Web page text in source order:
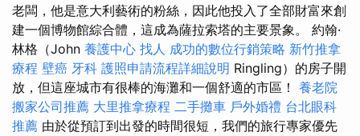
老闆，他是意大利藝術的粉絲，因此他投入了全部財富來創
建一個博物館綜合體，這成為薩拉索塔的主要景象。 約翰·
林格（John 養護中心 找人 成功的數位行銷策略 新竹推拿
療程 壁癌 牙科 護照申請流程詳細說明 Ringling）的房子開
放，但這座城市有很棒的海灘和一個舒適的市區！ 養老院
搬家公司推薦 大里推拿療程 二手攤車 戶外婚禮 台北眼科
推薦 由於從預訂到出發的時間很短，我們的旅行專家優先